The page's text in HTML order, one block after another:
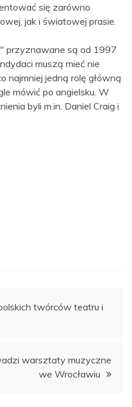
się zarówno
jak i światowej prasie.
przyznawane są od 1997
muszą mieć nie
najmniej jedną rolę główną
mówić po angielsku. W
byli m.in. Daniel Craig i
twórców teatru i
warsztaty muzyczne
we Wrocławiu